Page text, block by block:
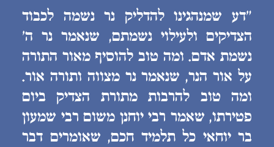
״דע שמנהגינו להדליק נר נשמה לכבוד
הצדיקים ולעילוי נשמתם, שנאמר נר ה׳
נשמת אדם. ומה טוב להוסיף מאור התורה
על אור הנר, שנאמר נר מצווה ותורה אור.
ומה טוב להרבות מתורת הצדיק ביום
פטירתו, שאמר רבי יוחנן משום רבי שמעון
בר יוחאי כל תלמיד חכם, שאומרים דבר